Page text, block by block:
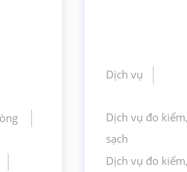
Dịch vụ
Dịch vụ đo
sạch
Dịch vụ đo